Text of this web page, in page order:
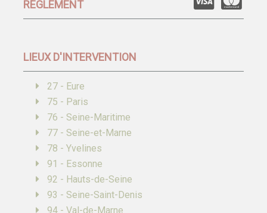
RÉGLEMENT
LIEUX D'INTERVENTION
27 - Eure
75 - Paris
76 - Seine-Maritime
77 - Seine-et-Marne
78 - Yvelines
91 - Essonne
92 - Hauts-de-Seine
93 - Seine-Saint-Denis
94 - Val-de-Marne